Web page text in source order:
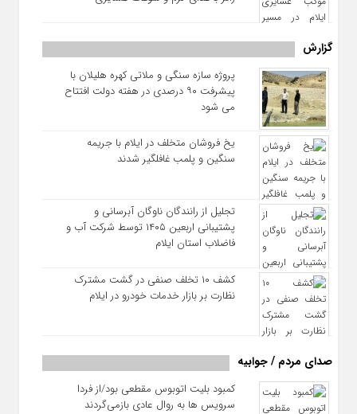
گزارش
پروژه سازه سنگی و ملاتی کهره هلیلان با
پیشرفت ۹۰ درصدی در هفته دولت افتتاح
می شود
یخ‌ فروشان متخلف در ایلام با جریمه
سنگین و پلمب غافلگیر شدند
تجلیل از رانندگان ناوگان آبرسانی و
پشتیبانی اربعین ۱۴۰۵ توسط شرکت آب و
فاضلاب استان ایلام
کشف ۱۰ تخلف صنفی در گشت مشترک
نظارت بر بازار خدمات خودرو در ایلام
صدای مردم / جوابیه
کمبود بلیت اتوبوس مقطعی بود/از فردا
سرویس ها به روال عادی بازمی‌گردند